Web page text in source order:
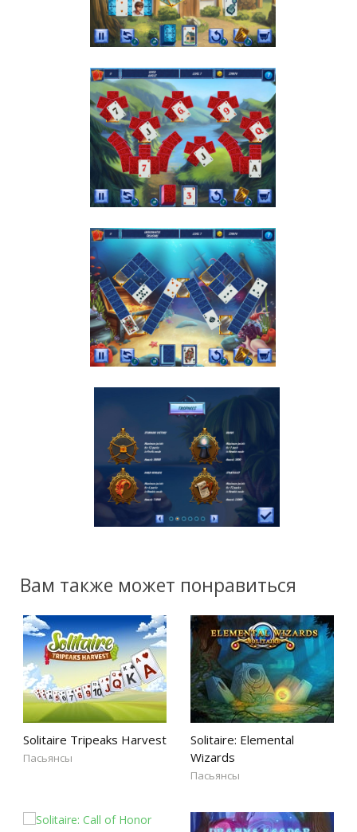
Вам также может понравиться
Solitaire Tripeaks Harvest
Пасьянсы
Solitaire: Elemental
Wizards
Пасьянсы